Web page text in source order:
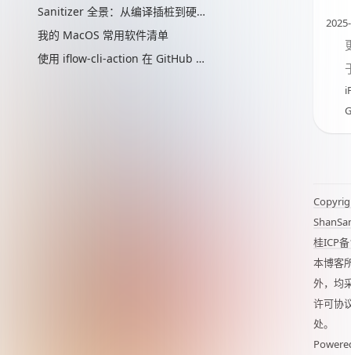
Sanitizer 全景：从编译插桩到硬件标签的内存安全检测演进
我的 MacOS 常用软件清单
使用 iflow-cli-action 在 GitHub 与 Qwen3-Coder、Kimi K2 一起快速提升你的生产力
桂ICP
本博客
外，均
许可协
处。